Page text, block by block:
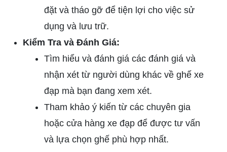
đặt và tháo gỡ để tiện lợi cho việc sử
dụng và lưu trữ.
Kiểm Tra và Đánh Giá:
Tìm hiểu và đánh giá các đánh giá và
nhận xét từ người dùng khác về ghế xe
đạp mà bạn đang xem xét.
Tham khảo ý kiến từ các chuyên gia
hoặc cửa hàng xe đạp để được tư vấn
và lựa chọn ghế phù hợp nhất.